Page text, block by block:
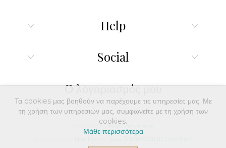
Help
Social
Ο λογαριασμός μου
Powered by nopCommerce
Τα cookies μας βοηθούν να παρέχουμε τις υπηρεσίες μας. Με
τη χρήση των υπηρεσιών μας, συμφωνείτε με τη χρήση των
cookies.
Μάθε περισσότερα